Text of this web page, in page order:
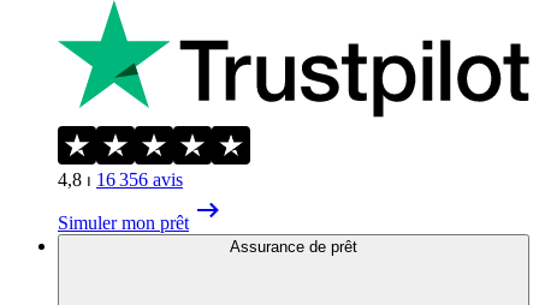
4,8 ⏐ 16 356 avis
Simuler mon prêt
Assurance de prêt